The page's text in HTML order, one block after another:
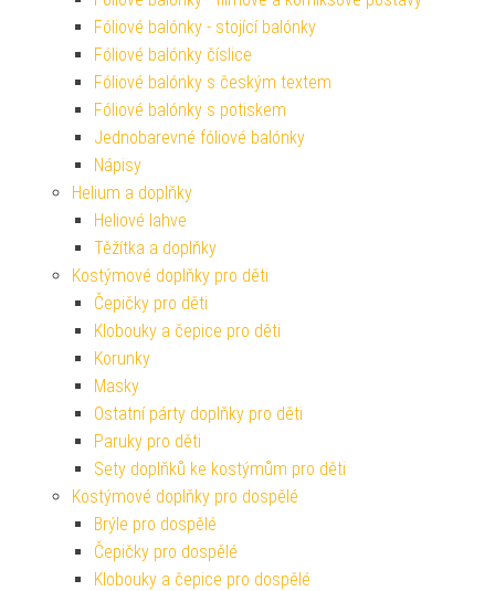
Fóliové balónky - stojící balónky
Fóliové balónky číslice
Fóliové balónky s českým textem
Fóliové balónky s potiskem
Jednobarevné fóliové balónky
Nápisy
Helium a doplňky
Heliové lahve
Těžítka a doplňky
Kostýmové doplňky pro děti
Čepičky pro děti
Klobouky a čepice pro děti
Korunky
Masky
Ostatní párty doplňky pro děti
Paruky pro děti
Sety doplňků ke kostýmům pro děti
Kostýmové doplňky pro dospělé
Brýle pro dospělé
Čepičky pro dospělé
Klobouky a čepice pro dospělé